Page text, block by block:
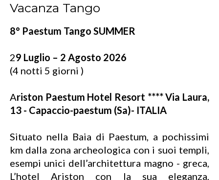
Vacanza Tango
8° Paestum Tango SUMMER
29 Luglio – 2 Agosto 2026
(4 notti 5 giorni )
Ariston Paestum Hotel Resort **** Via Laura,
13 - Capaccio-paestum (Sa)- ITALIA
Situato nella Baia di Paestum, a pochissimi
km dalla zona archeologica con i suoi templi,
esempi unici dell’architettura magno - greca,
L’hotel Ariston con la sua eleganza,